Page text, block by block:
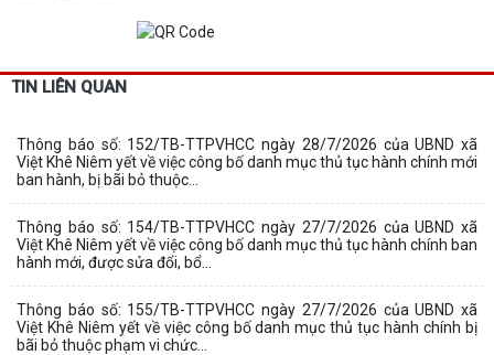
TIN LIÊN QUAN
Thông báo số: 152/TB-TTPVHCC ngày 28/7/2026 của UBND xã
Việt Khê Niêm yết về việc công bố danh mục thủ tục hành chính mới
ban hành, bị bãi bỏ thuộc...
Thông báo số: 154/TB-TTPVHCC ngày 27/7/2026 của UBND xã
Việt Khê Niêm yết về việc công bố danh mục thủ tục hành chính ban
hành mới, được sửa đổi, bổ...
Thông báo số: 155/TB-TTPVHCC ngày 27/7/2026 của UBND xã
Việt Khê Niêm yết về việc công bố danh mục thủ tục hành chính bị
bãi bỏ thuộc phạm vi chức...